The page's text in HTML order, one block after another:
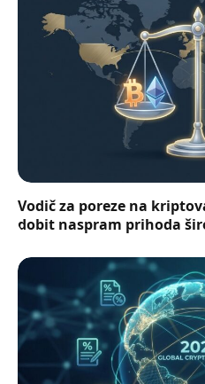
Vodič za poreze na
dobit naspram prihoda